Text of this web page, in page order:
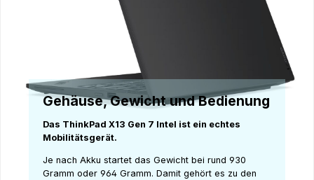
Gehäuse, Gewicht und Bedienung
Das ThinkPad X13 Gen 7 Intel ist ein echtes
Mobilitätsgerät.
Je nach Akku startet das Gewicht bei rund 930
Gramm oder 964 Gramm. Damit gehört es zu den